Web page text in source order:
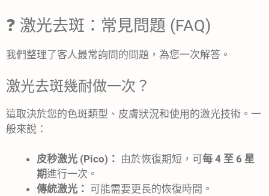
❓ 激光去斑：常見問題 (FAQ)
我們整理了客人最常詢問的問題，為您一次解答。
激光去斑幾耐做一次？
這取決於您的色斑類型、皮膚狀況和使用的激光技術。一
般來說：
皮秒激光 (Pico)： 由於恢復期短，可每 4 至 6 星
期進行一次。
傳統激光： 可能需要更長的恢復時間。